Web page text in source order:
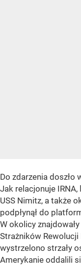
Do zdarzenia doszło
Jak relacjonuje
USS Nimitz, a także
podpłynął do
W okolicy
Strażników
wystrzelono strzały
Amerykanie oddalili